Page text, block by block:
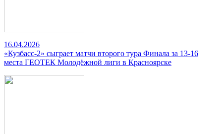
16.04.2026
«Кузбасс-2» сыграет матчи второго тура Финала за 13-16
места ГЕОТЕК Молодёжной лиги в Красноярске